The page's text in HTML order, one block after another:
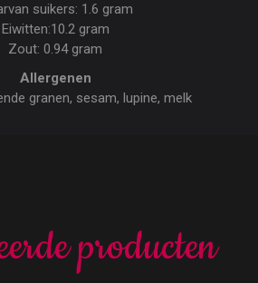
suikers: 1.6 gram
Eiwitten:10.2 gram
Zout: 0.94 gram
Allergenen
granen, sesam, lupine, melk
producten